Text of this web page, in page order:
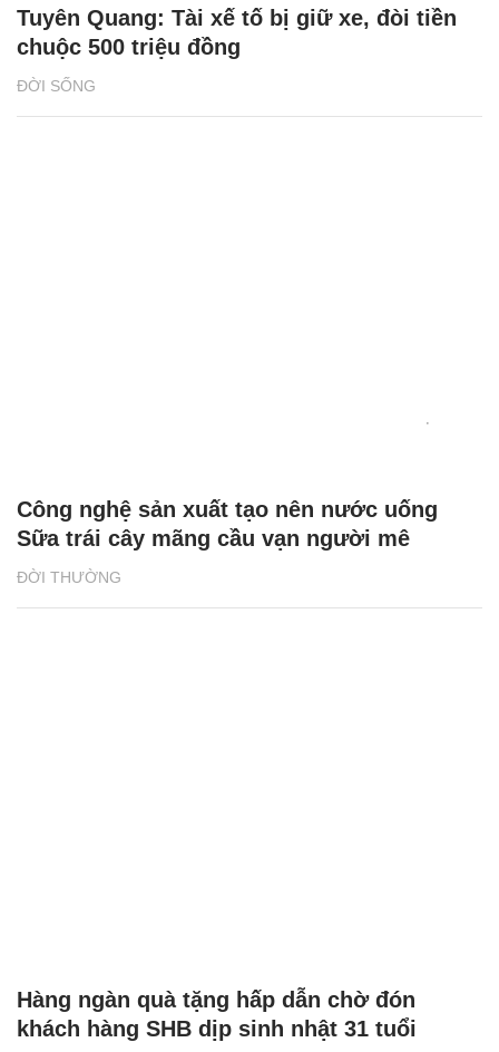
ĐỜI SỐNG
Tuyên Quang: Tài xế tố bị giữ xe, đòi tiền
chuộc 500 triệu đồng
ĐỜI THƯỜNG
Công nghệ sản xuất tạo nên nước uống
Sữa trái cây mãng cầu vạn người mê
Hàng ngàn quà tặng hấp dẫn chờ đón
khách hàng SHB dịp sinh nhật 31 tuổi